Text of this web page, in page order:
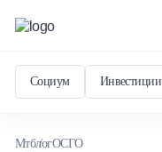
Социум Инвестиции
МтблогОСГО